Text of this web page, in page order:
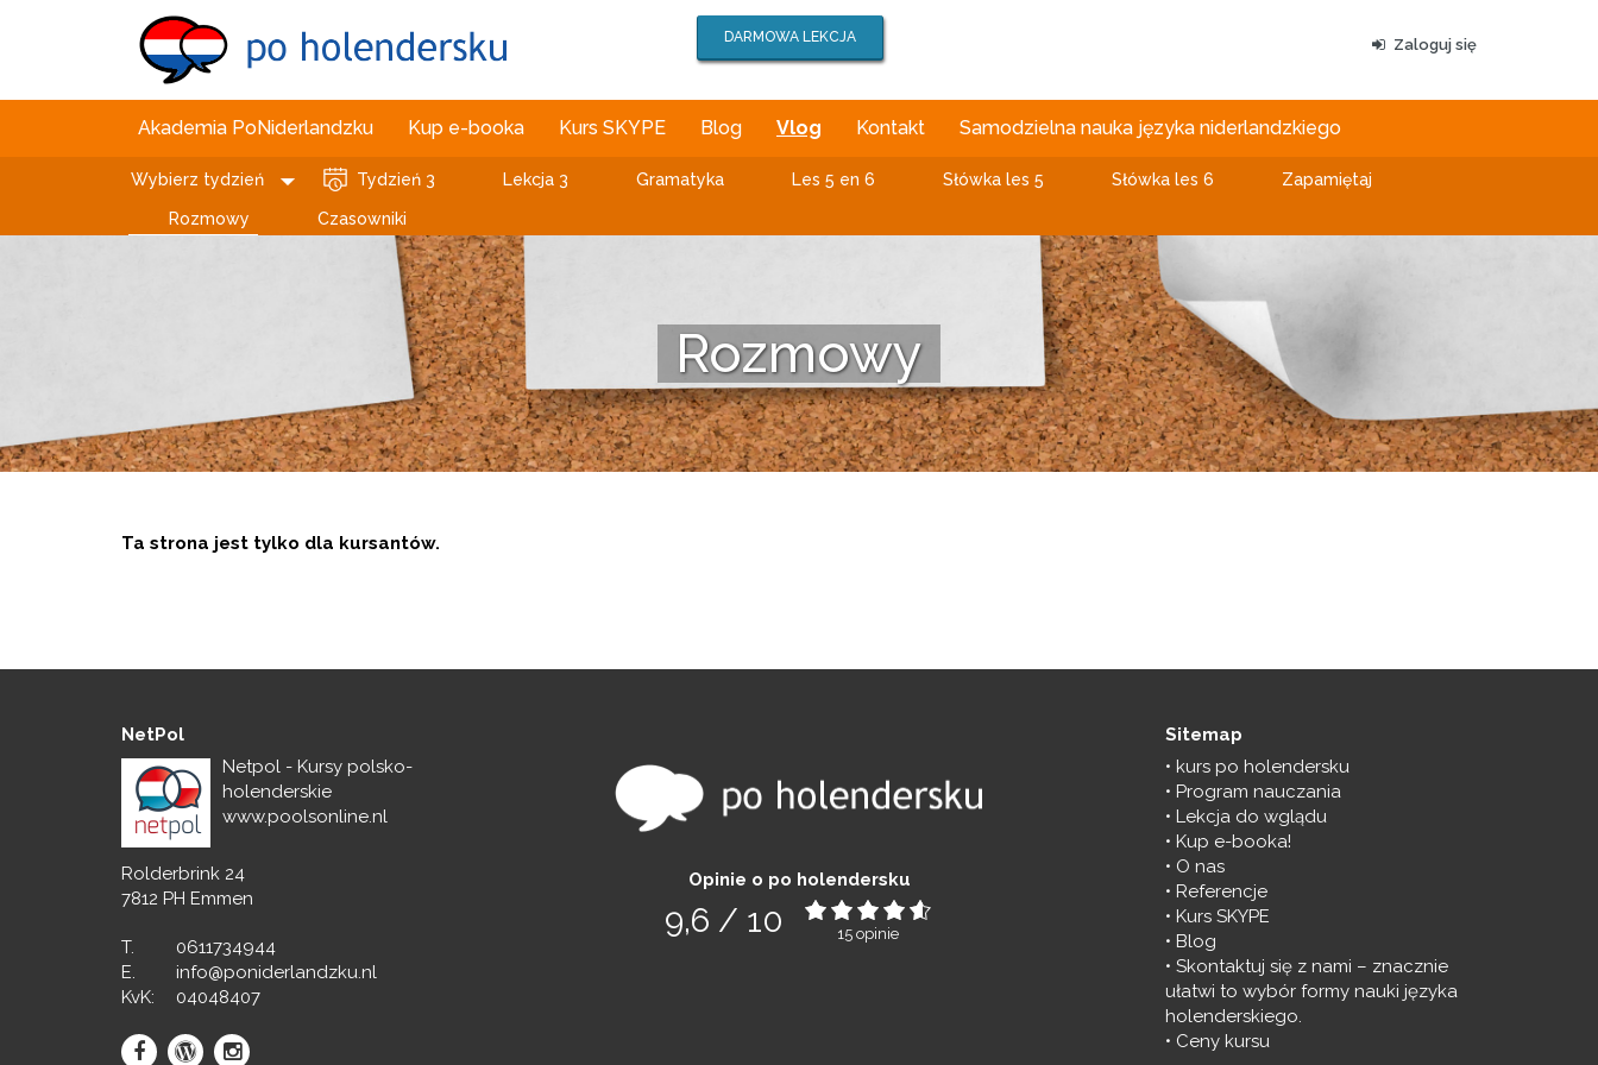
DARMOWA LEKCJA Zaloguj się
Akademia PoNiderlandzku Kup e-booka Kurs SKYPE Blog Vlog Kontakt Samodzielna nauka języka niderlandzkiego
Wybierz tydzień Tydzień 3 Lekcja 3 Gramatyka Les 5 en 6 Słówka les 5 Słówka les 6 Zapamiętaj
Rozmowy Czasowniki
Rozmowy
Ta strona jest tylko dla kursantów.
NetPol
Netpol - Kursy polsko-
holenderskie
www.poolsonline.nl
Rolderbrink 24
7812 PH Emmen
T.
0611734944
E.
info@poniderlandzku.nl
KvK:
04048407
Opinie o po holendersku
9,6 / 10 15 opinie
Sitemap
kurs po holendersku
Program nauczania
Lekcja do wglądu
Kup e-booka!
O nas
Referencje
Kurs SKYPE
Blog
Skontaktuj się z nami – znacznie
ułatwi to wybór formy nauki języka
holenderskiego.
Ceny kursu